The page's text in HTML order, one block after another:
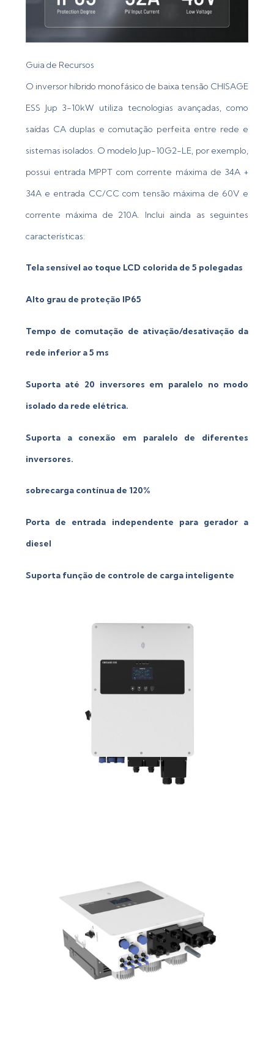
Guia de Recursos
O inversor híbrido monofásico de baixa tensão CHISAGE
ESS Jup 3-10kW utiliza tecnologias avançadas, como
saídas CA duplas e comutação perfeita entre rede e
sistemas isolados. O modelo Jup-10G2-LE, por exemplo,
possui entrada MPPT com corrente máxima de 34A +
34A e entrada CC/CC com tensão máxima de 60V e
corrente máxima de 210A. Inclui ainda as seguintes
características:
Tela sensível ao toque LCD colorida de 5 polegadas
Alto grau de proteção IP65
Tempo de comutação de ativação/desativação da
rede inferior a 5 ms
Suporta até 20 inversores em paralelo no modo
isolado da rede elétrica.
Suporta a conexão em paralelo de diferentes
inversores.
sobrecarga contínua de 120%
Porta de entrada independente para gerador a
diesel
Suporta função de controle de carga inteligente